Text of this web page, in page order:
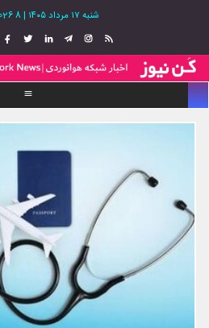
شنبه ۱۷ مرداد ۱۴۰۵ |
8 August 2026